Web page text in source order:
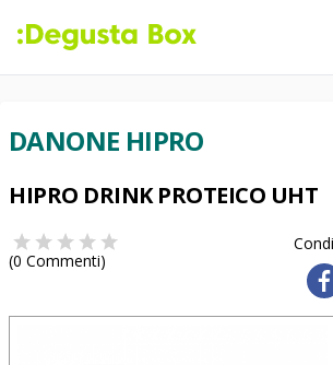
DANONE HIPRO
HIPRO DRINK PROTEICO UHT
(0 Commenti)